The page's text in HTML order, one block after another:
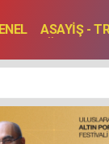
ASAYİŞ -